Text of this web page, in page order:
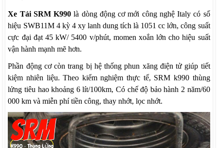
Xe Tải SRM K990 là dòng động cơ mới công nghệ Italy có số
hiệu SWB11M 4 kỳ 4 xy lanh dung tích là 1051 cc lớn, công suất
cực đại đạt 45 kW/ 5400 v/phút, momen xoắn lớn cho hiệu suất
vận hành mạnh mẽ hơn.
Phần động cơ còn trang bị hệ thống phun xăng điện tử giúp tiết
kiệm nhiên liệu. Theo kiểm nghiệm thực tế, SRM k990 thùng
lửng tiêu hao khoảng 6 lít/100km, Có chế độ bảo hành 2 năm/60
000 km và miễn phí tiền công, thay nhớt, lọc nhớt.